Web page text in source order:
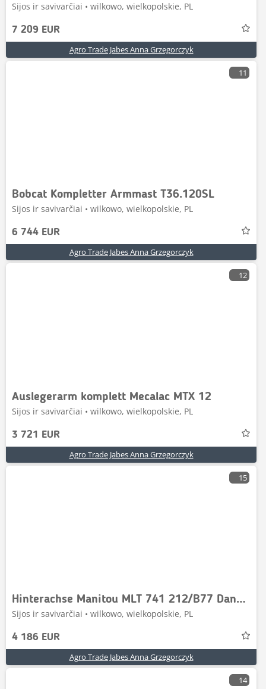
Sijos ir savivarčiai • wilkowo, wielkopolskie, PL
7 209 EUR
Agro Trade Jabes Anna Grzegorczyk
11
Bobcat Kompletter Armmast T36.120SL
Sijos ir savivarčiai • wilkowo, wielkopolskie, PL
6 744 EUR
Agro Trade Jabes Anna Grzegorczyk
12
Auslegerarm komplett Mecalac MTX 12
Sijos ir savivarčiai • wilkowo, wielkopolskie, PL
3 721 EUR
Agro Trade Jabes Anna Grzegorczyk
15
Hinterachse Manitou MLT 741 212/B77 Dana Spicer 52
Sijos ir savivarčiai • wilkowo, wielkopolskie, PL
4 186 EUR
Agro Trade Jabes Anna Grzegorczyk
14